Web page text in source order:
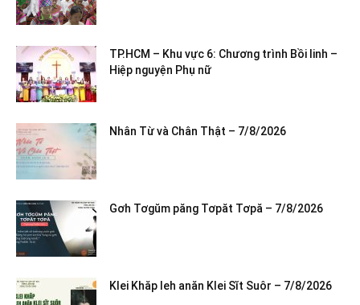
TP.HCM – Khu vực 6: Chương trình Bồi linh –
Hiệp nguyện Phụ nữ
Nhân Từ và Chân Thật – 7/8/2026
Gơh Tơgŭm păng Tơpăt Tơpă – 7/8/2026
Klei Khăp leh anăn Klei Sĭt Suôr – 7/8/2026